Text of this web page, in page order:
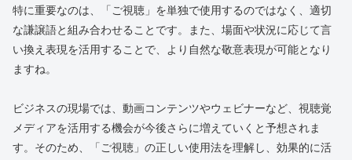
特に重要なのは、「ご視聴」を単独で使用するのではなく、適切
な謙譲語と組み合わせることです。また、場面や状況に応じて言
い換え表現を活用することで、より自然な敬意表現が可能となり
ますね。
ビジネスの現場では、動画コンテンツやウェビナーなど、視聴覚
メディアを活用する機会が今後さらに増えていくと予想されま
す。そのため、「ご視聴」の正しい使用法を理解し、効果的に活